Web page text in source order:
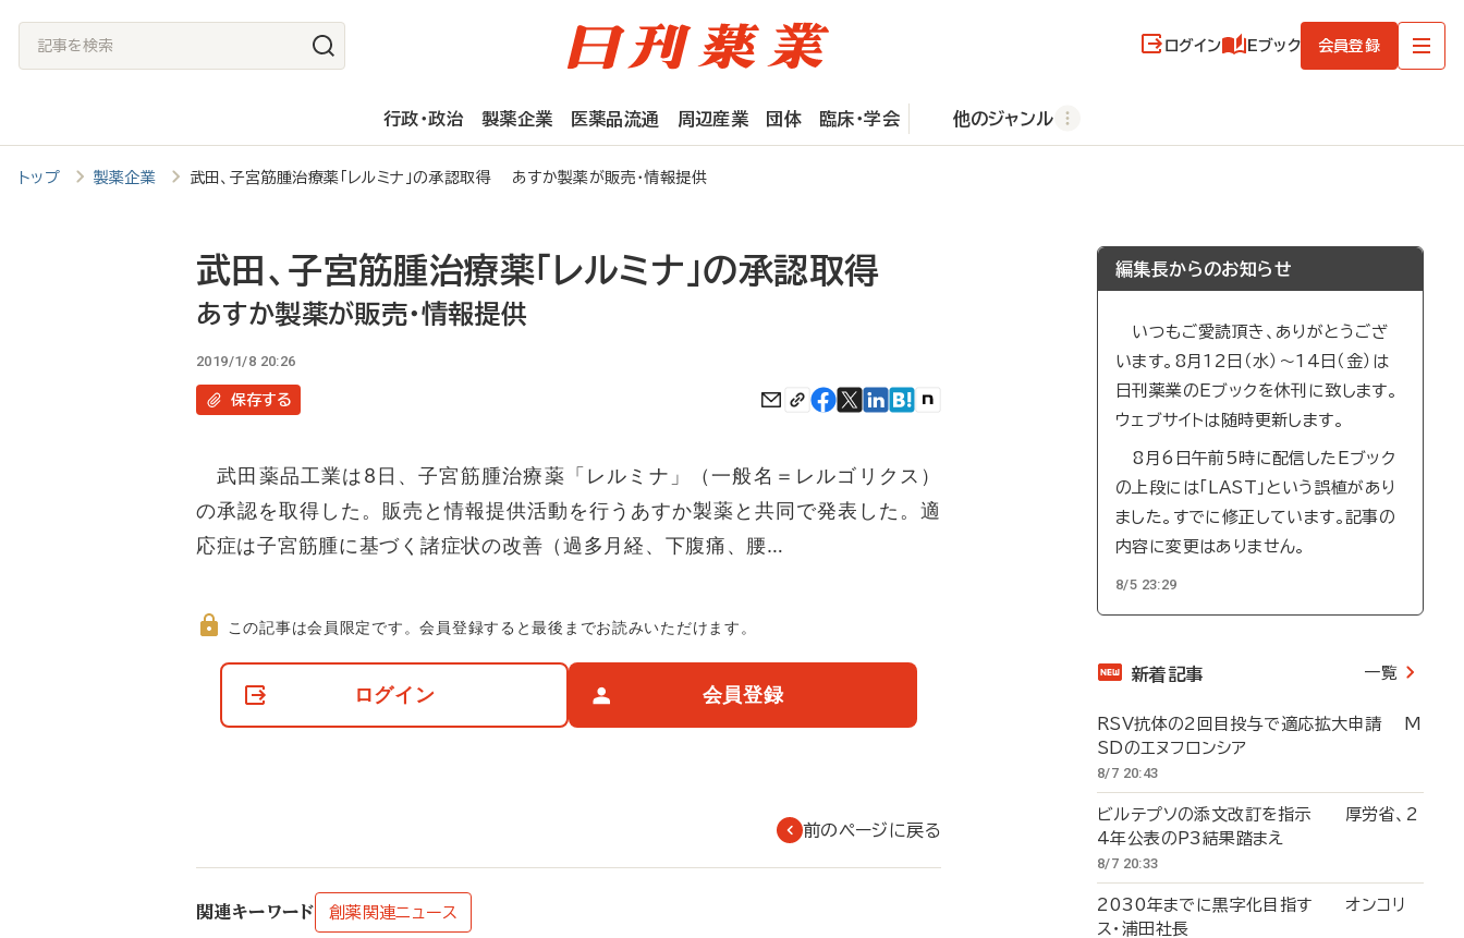
記
事
検
索
ログイン Eブック 会員登録
行政・政治 製薬企業 医薬品流通 周辺産業 団体 臨床・学会 他のジャンル
トップ 製薬企業 武田、子宮筋腫治療薬「レルミナ」の承認取得 あすか製薬が販売・情報提供
武田、子宮筋腫治療薬「レルミナ」の承認取得
あすか製薬が販売・情報提供
2019/1/8 20:26
保存する
武田薬品工業は8日、子宮筋腫治療薬「レルミナ」（一般名＝レルゴリクス）
の承認を取得した。販売と情報提供活動を行うあすか製薬と共同で発表した。適
応症は子宮筋腫に基づく諸症状の改善（過多月経、下腹痛、腰…
て
この記事は会員限定です。会員登録すると最後までお読みいただけます。
ログイン 会員登録
前のページに戻る
関連キーワード 創薬関連ニュース
編集長からのお知らせ
いつもご愛読頂き、ありがとうござ
います。8月12日（水）～14日（金）は
日刊薬業のEブックを休刊に致します。
ウェブサイトは随時更新します。
8月6日午前5時に配信したEブック
の上段には「LAST」という誤植があり
ました。すでに修正しています。記事の
内容に変更はありません。
8/5 23:29
新着記事 一覧
RSV抗体の2回目投与で適応拡大申請 M
SDのエヌフロンシア
8/7 20:43
ビルテプソの添文改訂を指示 厚労省、2
4年公表のP3結果踏まえ
8/7 20:33
2030年までに黒字化目指す オンコリ
ス・浦田社長